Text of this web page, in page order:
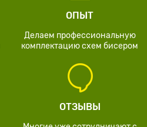
ОПЫТ
Делаем профессиональную
комплектацию схем бисером
ОТЗЫВЫ